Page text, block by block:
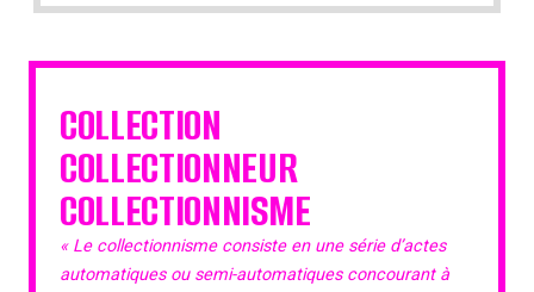
COLLECTION
COLLECTIONNEUR
COLLECTIONNISME
« Le collectionnisme consiste en une série d’actes
automatiques ou semi-automatiques concourant à